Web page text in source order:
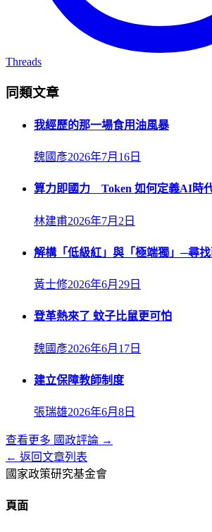
Threads
同類文章
我經歷的那一場食用油風暴
魏國彥2026年7月16日
算力即國力 Token 如何定義AI時
林建甫2026年7月2日
解構「低級紅」與「極端獨」─尋
黃士修2026年6月29日
登革熱來了 蚊子比鼠更可怕
魏國彥2026年6月17日
建立保障教師制度
張瑞雄2026年6月8日
查看更多 國政評論 →
← 返回文章列表
國家政策研究基金會
頁面